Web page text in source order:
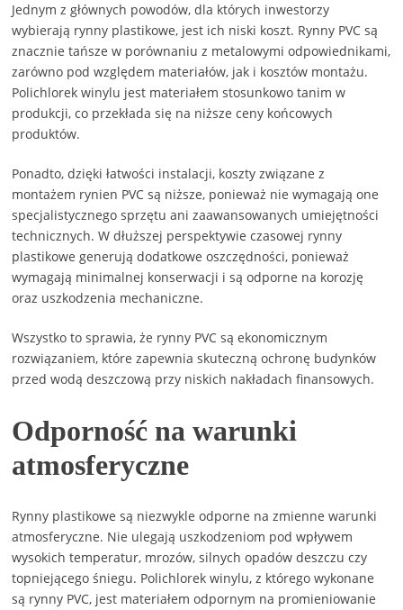
Jednym z głównych powodów, dla których inwestorzy
wybierają rynny plastikowe, jest ich niski koszt. Rynny PVC są
znacznie tańsze w porównaniu z metalowymi odpowiednikami,
zarówno pod względem materiałów, jak i kosztów montażu.
Polichlorek winylu jest materiałem stosunkowo tanim w
produkcji, co przekłada się na niższe ceny końcowych
produktów.
Ponadto, dzięki łatwości instalacji, koszty związane z
montażem rynien PVC są niższe, ponieważ nie wymagają one
specjalistycznego sprzętu ani zaawansowanych umiejętności
technicznych. W dłuższej perspektywie czasowej rynny
plastikowe generują dodatkowe oszczędności, ponieważ
wymagają minimalnej konserwacji i są odporne na korozję
oraz uszkodzenia mechaniczne.
Wszystko to sprawia, że rynny PVC są ekonomicznym
rozwiązaniem, które zapewnia skuteczną ochronę budynków
przed wodą deszczową przy niskich nakładach finansowych.
Odporność na warunki
atmosferyczne
Rynny plastikowe są niezwykle odporne na zmienne warunki
atmosferyczne. Nie ulegają uszkodzeniom pod wpływem
wysokich temperatur, mrozów, silnych opadów deszczu czy
topniejącego śniegu. Polichlorek winylu, z którego wykonane
są rynny PVC, jest materiałem odpornym na promieniowanie